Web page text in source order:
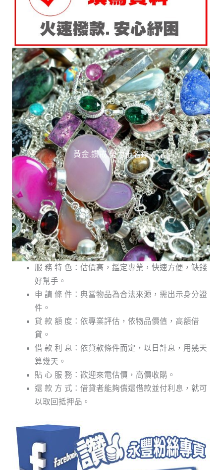
黃金.鑽戒.勞力士名錶
服 務 特 色：估價高，鑑定專業，快速方便，缺錢
好幫手。
申 請 條 件：典當物品為合法來源，需出示身分證
件。
貸 款 額 度：依專業評估，依物品價值，高額借
貸。
借 款 利 息：依貸款條件而定，以日計息，用幾天
算幾天。
貼 心 服 務：歡迎來電估價，高價收購。
還 款 方 式：借貸者能夠償還借款並付利息，就可
以取回抵押品。